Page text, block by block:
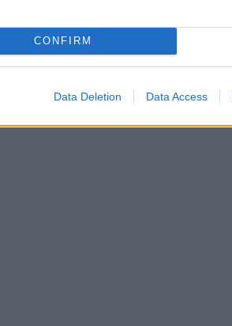
CONFIRM
Data Deletion Data Access